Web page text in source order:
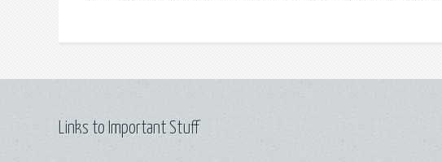
Links to Important Stuff